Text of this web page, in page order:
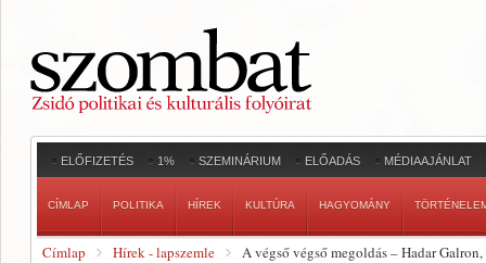
ELŐFIZETÉS 1% SZEMINÁRIUM ELŐADÁS MÉDIAAJÁNLAT
CÍMLAP POLITIKA HÍREK KULTÚRA HAGYOMÁNY
Címlap Hírek - lapszemle A végső végső megoldás – Hadar